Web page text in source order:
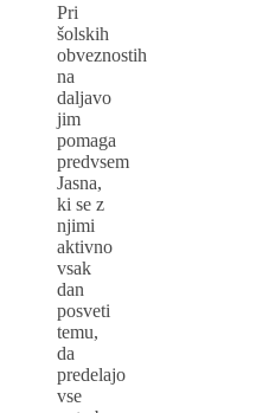
Pri
šolskih
obveznostih
na
daljavo
jim
pomaga
predvsem
Jasna,
ki se z
njimi
aktivno
vsak
dan
posveti
temu,
da
predelajo
vse